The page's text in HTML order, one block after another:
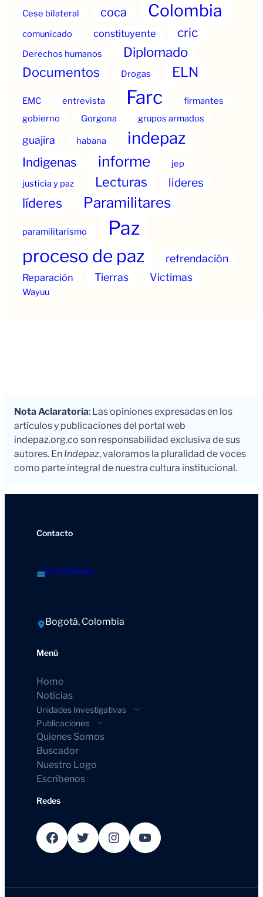
Cese bilateral coca Colombia
comunicado constituyente cric
Derechos humanos Diplomado
Documentos Drogas ELN
EMC entrevista Farc
firmantes
gobierno
Gorgona grupos armados
guajira habana indepaz
Indigenas informe
jep
justicia y paz
Lecturas lideres
líderes Paramilitares
paramilitarismo Paz
proceso de paz refrendación
Reparación Tierras Victimas
Wayuu
Nota Aclaratoria: Las opiniones expresadas en los
artículos y publicaciones del portal web
indepaz.org.co son responsabilidad exclusiva de sus
autores. En Indepaz, valoramos la pluralidad de voces
como parte integral de nuestra cultura institucional.
Contacto
Escríbenos
Bogotá, Colombia
Menú
Home
Noticias
Unidades Investigativas
Publicaciones
Quienes Somos
Buscador
Nuestro Logo
Escribenos
Redes
Facebook Twitter Instagram YouTube